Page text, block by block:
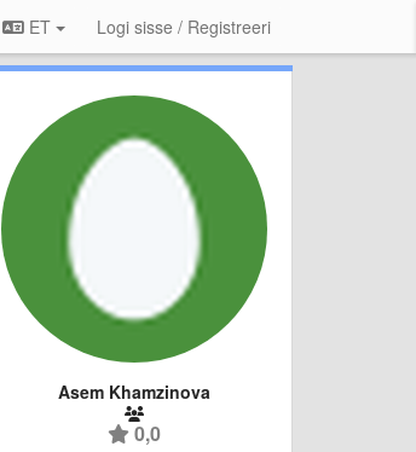
ET Logi sisse / Registreeri
Asem Khamzinova
0,0